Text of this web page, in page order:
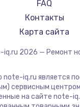
Philips
LG
Thunderobot
Hasee
ZTE
FAQ
Контакты
Карта сайта
iq.ru 2026 — Ремонт
iq.ru является
сервисным
на сайте note-